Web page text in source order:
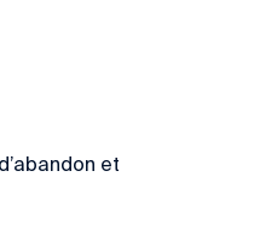
et